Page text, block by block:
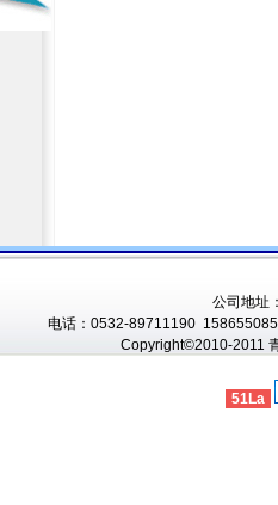
公司地址
电话：0532-89711190
Copyright©2010-2011
51La